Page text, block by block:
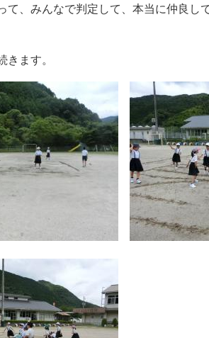
て、みんなで判定して、本当に仲良し
きます。